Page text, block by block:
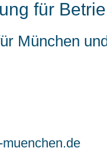
für
München